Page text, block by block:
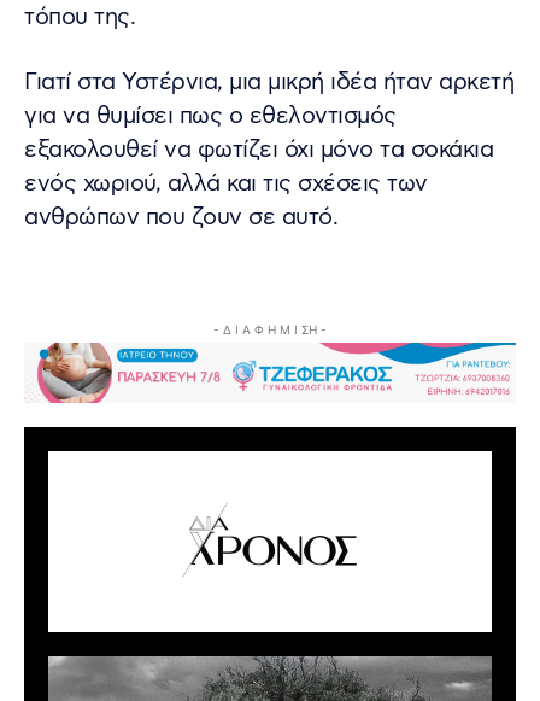
τόπου της.
Γιατί στα Υστέρνια, μια μικρή ιδέα ήταν αρκετή
για να θυμίσει πως ο εθελοντισμός
εξακολουθεί να φωτίζει όχι μόνο τα σοκάκια
ενός χωριού, αλλά και τις σχέσεις των
ανθρώπων που ζουν σε αυτό.
- Δ Ι Α Φ Η Μ Ι ΣΗ -